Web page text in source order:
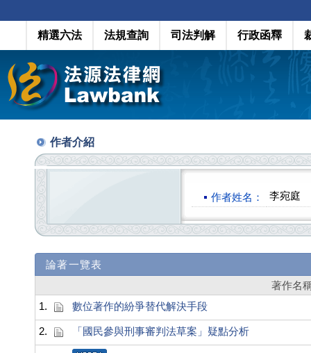
精選六法 法規查詢 司法判解 行政函釋
作者介紹
作者姓名： 李宛庭
論著一覽表
著作名
1.
數位著作的紛爭替代解決手段
2. 「國民參與刑事審判法草案」疑點分析